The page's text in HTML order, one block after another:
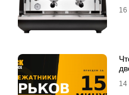
16
14